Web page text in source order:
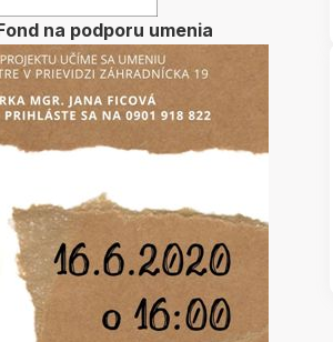
na podporu umenia